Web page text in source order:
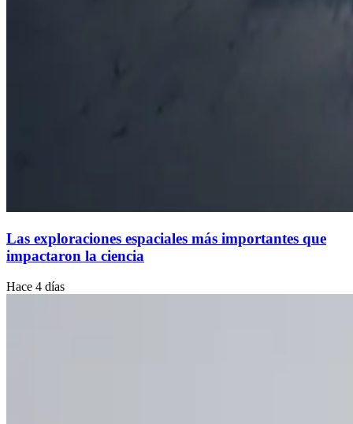
Las exploraciones espaciales más importantes que
impactaron la ciencia
Hace 4 días